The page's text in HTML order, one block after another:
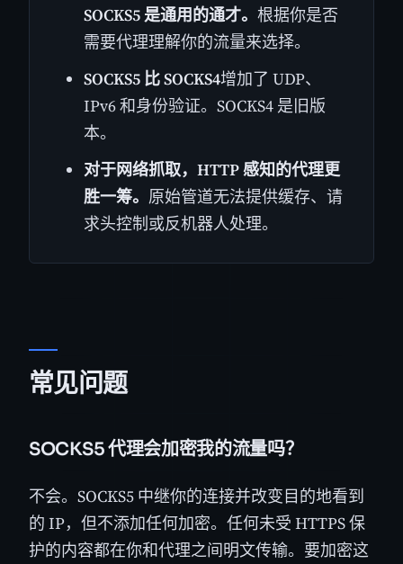
SOCKS5 是通用的通才。 根据你是否
需要代理理解你的流量来选择。
SOCKS5 比 SOCKS4增加了 UDP、
IPv6 和身份验证。SOCKS4 是旧版
本。
对于网络抓取，HTTP 感知的代理更
胜一筹。 原始管道无法提供缓存、请
求头控制或反机器人处理。
常见问题
SOCKS5 代理会加密我的流量吗？
不会。SOCKS5 中继你的连接并改变目的地看到
的 IP，但不添加任何加密。任何未受 HTTPS 保
护的内容都在你和代理之间明文传输。要加密这